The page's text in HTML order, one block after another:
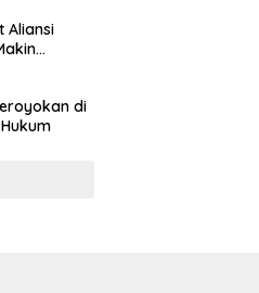
Aliansi
di